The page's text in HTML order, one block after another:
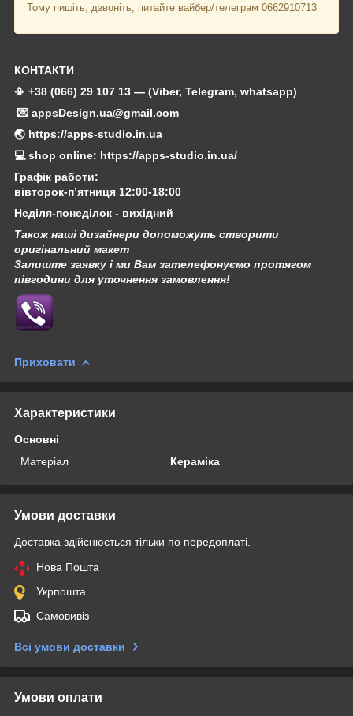
Тому пишіть, дзвоніть, питайте вайбер/телеграм 0662910713
КОНТАКТИ
📳 +38 (066) 29 107 13 — (Viber, Telegram, whatsapp)
💌 appsDesign.ua@gmail.com
🌏 https://apps-studio.in.ua
💻 shop online: https://apps-studio.in.ua/
Графік работи:
вівторок-п’ятниця 12:00-18:00
Неділя-понеділок - вихідний
Також наші дизайнери допоможуть створити
оригінальний макет
Залиште заявку і ми Вам зателефонуємо протягом
півгодини для уточнення замовлення!
Приховати
Характеристики
Основні
Матеріал
Кераміка
Умови доставки
Доставка здійснюється тільки по передоплаті.
Нова Пошта
Укрпошта
Самовивіз
Всі умови доставки
Умови оплати